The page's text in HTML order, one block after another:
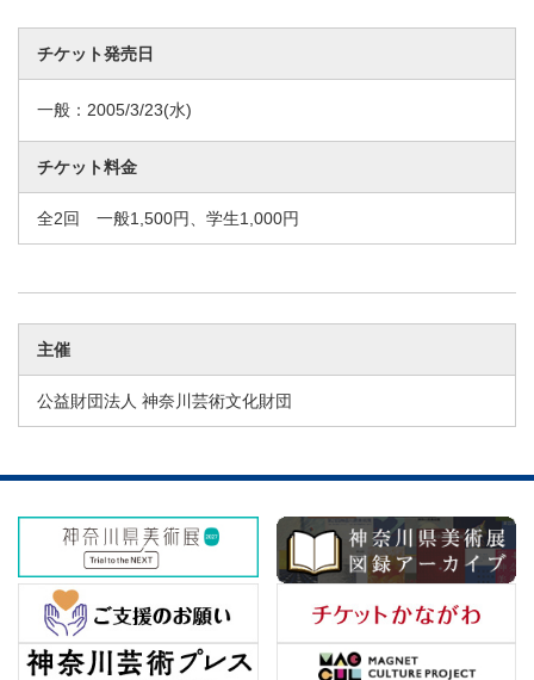
チケット発売日
一般： 2005/3/23(水)
チケット料金
全2回 一般1,500円、学生1,000円
主催
公益財団法人 神奈川芸術文化財団